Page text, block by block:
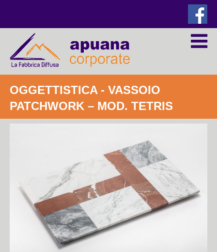
OGGETTISTICA- VASSOIO
PATCHWORK – MOD. TETRIS